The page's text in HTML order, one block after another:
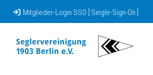
Mitglieder-Login SSO [ Single-Sign-On ]